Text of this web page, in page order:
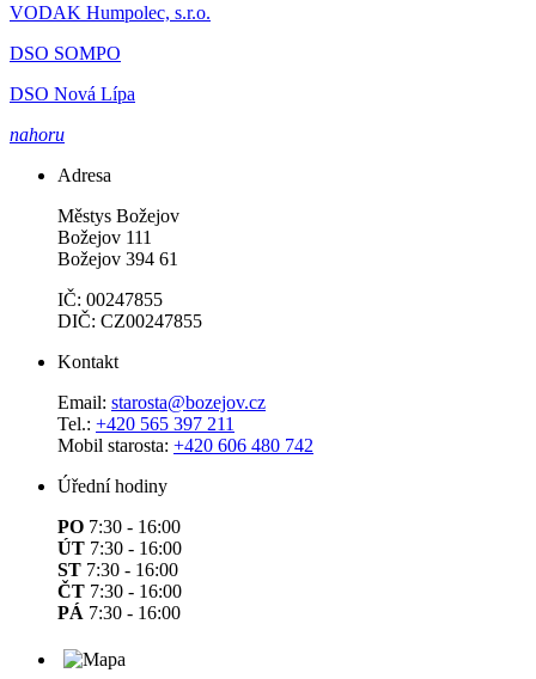
VODAK Humpolec, s.r.o.
DSO SOMPO
DSO Nová Lípa
nahoru
Adresa
Městys Božejov
Božejov 111
Božejov 394 61
IČ: 00247855
DIČ: CZ00247855
Kontakt
Email: starosta@bozejov.cz
Tel.: +420 565 397 211
Mobil starosta: +420 606 480 742
Úřední hodiny
PO 7:30 - 16:00
ÚT 7:30 - 16:00
ST 7:30 - 16:00
ČT 7:30 - 16:00
PÁ 7:30 - 16:00